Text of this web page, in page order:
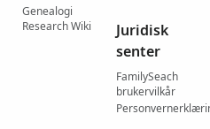
Genealogi
Research Wiki
Juridisk
senter
FamilySeach
brukervilkår